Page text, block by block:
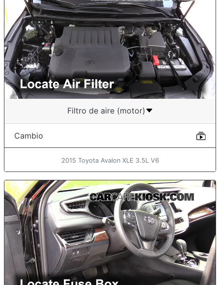
Filtro de aire (motor)
Cambio
2015 Toyota Avalon XLE 3.5L V6